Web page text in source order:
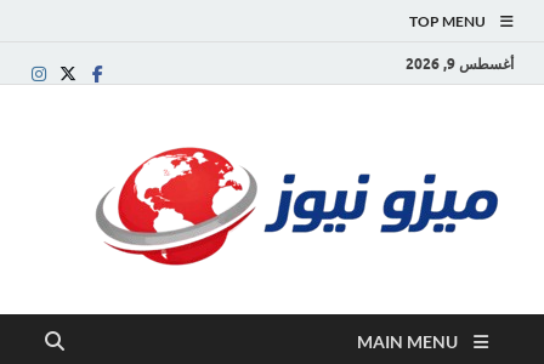
TOP MENU
أغسطس 9, 2026
MAIN MENU